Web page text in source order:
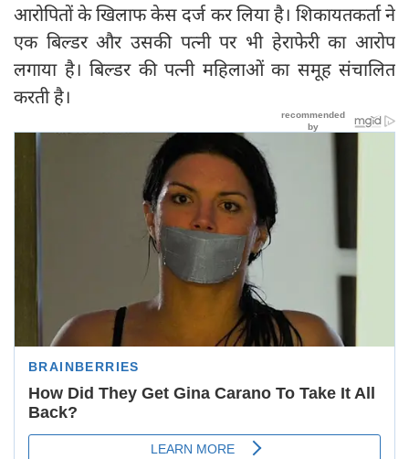
आरोपितों के खिलाफ केस दर्ज कर लिया है। शिकायतकर्ता ने
एक बिल्डर और उसकी पत्नी पर भी हेराफेरी का आरोप
लगाया है। बिल्डर की पत्नी महिलाओं का समूह संचालित
करती है।